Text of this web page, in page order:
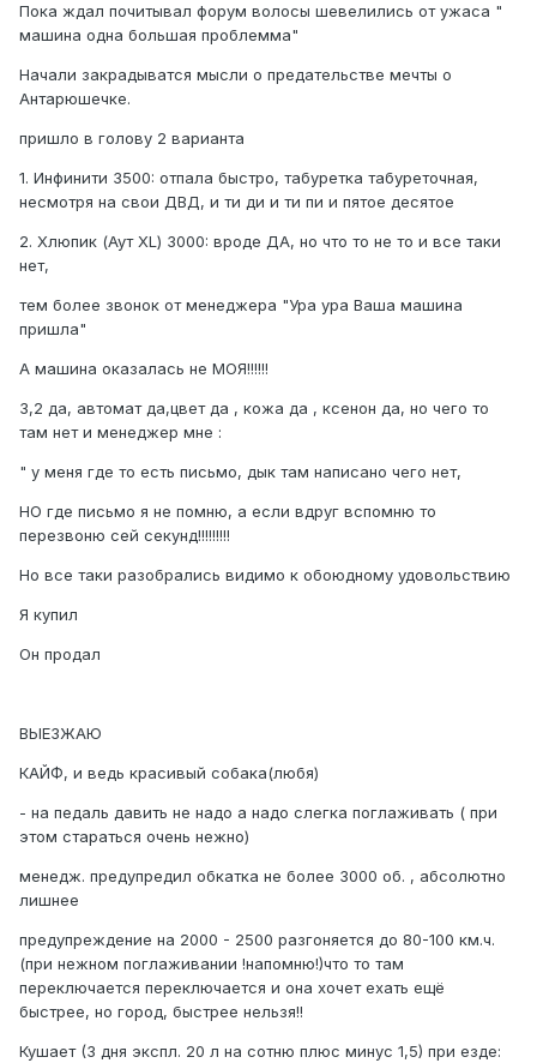
Пока ждал почитывал форум волосы шевелились от ужаса "
машина одна большая проблемма"
Начали закрадыватся мысли о предательстве мечты о
Антарюшечке.
пришло в голову 2 варианта
1. Инфинити 3500: отпала быстро, табуретка табуреточная,
несмотря на свои ДВД, и ти ди и ти пи и пятое десятое
2. Хлюпик (Аут XL) 3000: вроде ДА, но что то не то и все таки
нет,
тем более звонок от менеджера "Ура ура Ваша машина
пришла"
А машина оказалась не МОЯ!!!!!!
3,2 да, автомат да,цвет да , кожа да , ксенон да, но чего то
там нет и менеджер мне :
" у меня где то есть письмо, дык там написано чего нет,
НО где письмо я не помню, а если вдруг вспомню то
перезвоню сей секунд!!!!!!!!!
Но все таки разобрались видимо к обоюдному удовольствию
Я купил
Он продал
ВЫЕЗЖАЮ
КАЙФ, и ведь красивый собака(любя)
- на педаль давить не надо а надо слегка поглаживать ( при
этом стараться очень нежно)
менедж. предупредил обкатка не более 3000 об. , абсолютно
лишнее
предупреждение на 2000 - 2500 разгоняется до 80-100 км.ч.
(при нежном поглаживании !напомню!)что то там
переключается переключается и она хочет ехать ещё
быстрее, но город, быстрее нельзя!!
Кушает (3 дня экспл. 20 л на сотню плюс минус 1,5) при езде: